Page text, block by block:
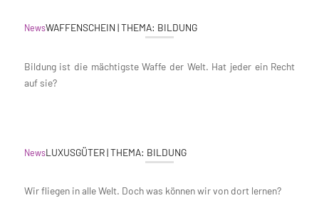
NewsWAFFENSCHEIN | THEMA: BILDUNG
Bildung ist die mächtigste Waffe der Welt. Hat jeder ein Recht
auf sie?
NewsLUXUSGÜTER | THEMA: BILDUNG
Wir fliegen in alle Welt. Doch was können wir von dort lernen?